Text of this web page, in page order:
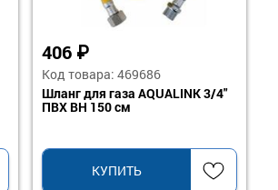
406 ₽
Код товара: 469686
Шланг для газа AQUALINK 3/4"
ПВХ ВН 150 см
КУПИТЬ